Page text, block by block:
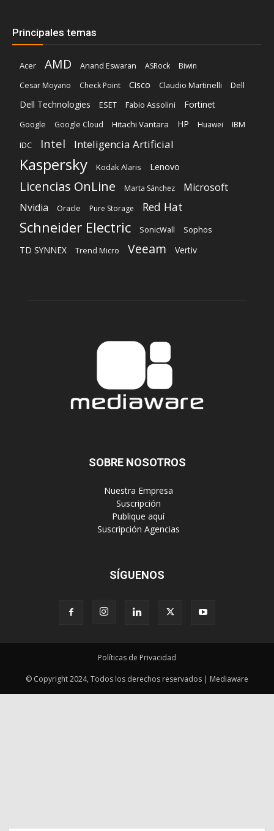
Principales temas
Acer AMD Anand Eswaran ASRock
Biwin
Cesar Moyano
Check Point Cisco Claudio Martinelli Dell
Dell Technologies ESET Fabio Assolini Fortinet
Google Google Cloud Hitachi Vantara HP Huawei IBM
IDC Intel Inteligencia Artificial
Kaspersky Kodak Alaris Lenovo
Licencias OnLine Marta Sánchez
Microsoft
Nvidia
Oracle Pure Storage Red Hat
Schneider Electric SonicWall Sophos
TD SYNNEX Trend Micro Veeam Vertiv
SOBRE NOSOTROS
‎ Nuestra Empresa
‎ Suscripción
‎ Publique aquí
‎ Suscripción Agencias
SÍGUENOS
Políticas de Privacidad
© Copyright 2024, Todos los derechos reservados | Mediaware